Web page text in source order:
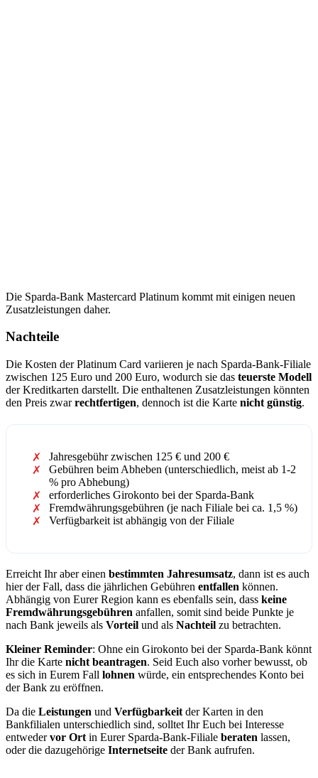
Die Sparda-Bank Mastercard Platinum kommt mit einigen neuen
Zusatzleistungen daher.
Nachteile
Die Kosten der Platinum Card variieren je nach Sparda-Bank-Filiale
zwischen 125 Euro und 200 Euro, wodurch sie das teuerste Modell
der Kreditkarten darstellt. Die enthaltenen Zusatzleistungen könnten
den Preis zwarrechtfertigen, dennoch ist die Karte nicht günstig.
Jahresgebühr zwischen 125 € und 200 €
Gebühren beim Abheben (unterschiedlich, meist ab 1-2
% pro Abhebung)
erforderliches Girokonto bei der Sparda-Bank
Fremdwährungsgebühren (je nach Filiale bei ca. 1,5 %)
Verfügbarkeit ist abhängig von der Filiale
Erreicht Ihr aber einen bestimmten Jahresumsatz, dann ist es auch
hier der Fall, dass die jährlichen Gebühren entfallen können.
Abhängig von Eurer Region kann es ebenfalls sein, dass keine
Fremdwährungsgebühren anfallen, somit sind beide Punkte je
nach Bank jeweils als Vorteil und als Nachteil zu betrachten.
Kleiner Reminder: Ohne ein Girokonto bei der Sparda-Bank könnt
Ihr die Karte nicht beantragen. Seid Euch also vorher bewusst, ob
es sich in Eurem Fall lohnen würde, ein entsprechendes Konto bei
der Bank zu eröffnen.
Da die Leistungen und Verfügbarkeit der Karten in den
Bankfilialen unterschiedlich sind, solltet Ihr Euch bei Interesse
entwedervor Ort in Eurer Sparda-Bank-Filiale beraten lassen,
oder die dazugehörige Internetseite der Bank aufrufen.